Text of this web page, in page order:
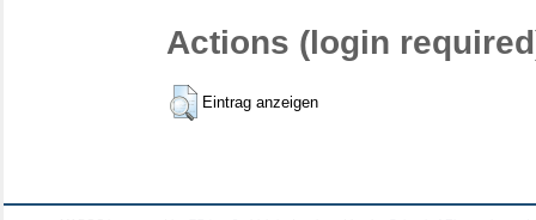
Actions (login
Eintrag anzeigen